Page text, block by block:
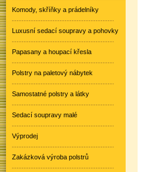
Komody, skříňky a prádelníky
Luxusní sedací soupravy a pohovky
Papasany a houpací křesla
Polstry na paletový nábytek
Samostatné polstry a látky
Sedací soupravy malé
Výprodej
Zakázková výroba polstrů